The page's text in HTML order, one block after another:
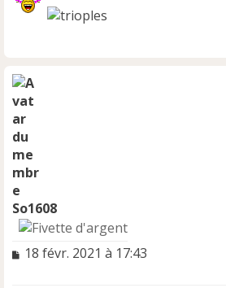
So1608
M
18 févr. 2021 à 17:43